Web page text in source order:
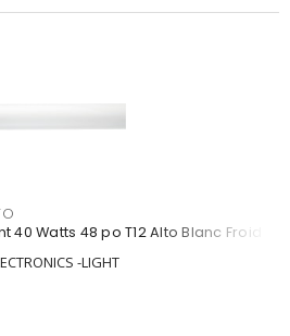
Watts 48 po T12 Alto Blanc Froid
-LIGHT